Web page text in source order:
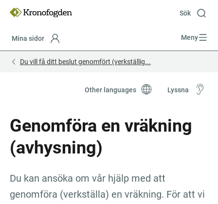
innehåll
Sök
Mina sidor Meny
Du vill få ditt beslut genomfört (verkställig...
Other languages Lyssna
Genomföra en vräkning
(avhysning)
Du kan ansöka om vår hjälp med att
genomföra (verkställa) en vräkning. För att vi
start
end